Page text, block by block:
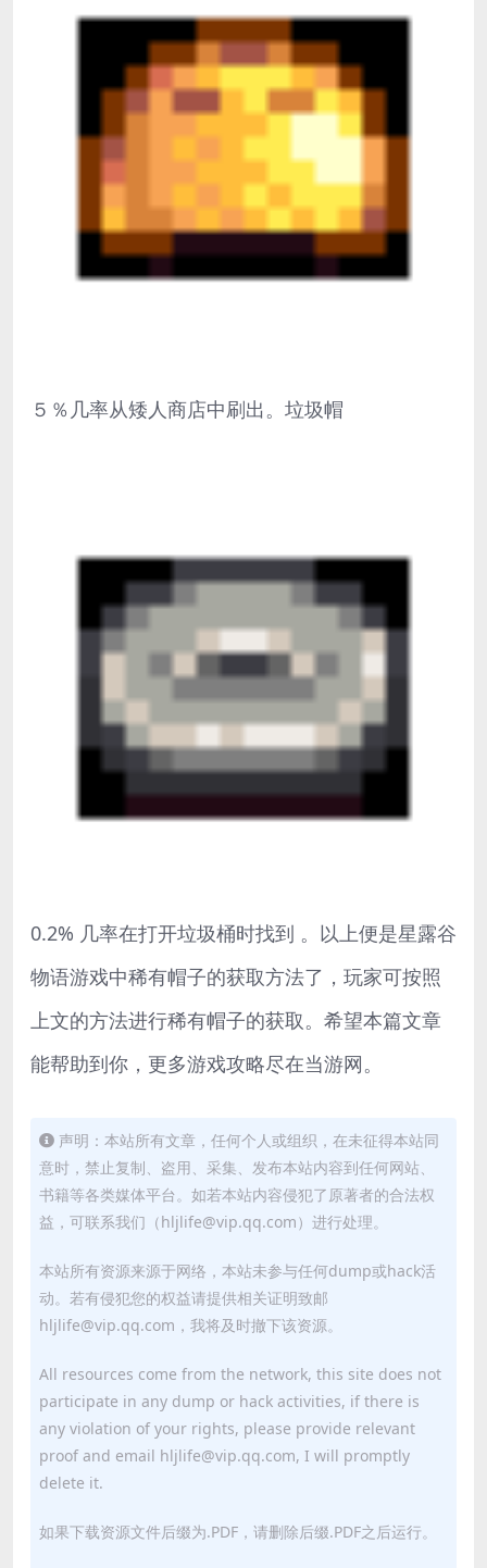
５％几率从矮人商店中刷出。垃圾帽
0.2% 几率在打开垃圾桶时找到 。以上便是星露谷
物语游戏中稀有帽子的获取方法了，玩家可按照
上文的方法进行稀有帽子的获取。希望本篇文章
能帮助到你，更多游戏攻略尽在当游网。
声明：本站所有文章，任何个人或组织，在未征得本站同
意时，禁止复制、盗用、采集、发布本站内容到任何网站、
书籍等各类媒体平台。如若本站内容侵犯了原著者的合法权
益，可联系我们（hljlife@vip.qq.com）进行处理。
本站所有资源来源于网络，本站未参与任何dump或hack活
动。若有侵犯您的权益请提供相关证明致邮
hljlife@vip.qq.com，我将及时撤下该资源。
All resources come from the network, this site does not
participate in any dump or hack activities, if there is
any violation of your rights, please provide relevant
proof and email hljlife@vip.qq.com, I will promptly
delete it.
如果下载资源文件后缀为.PDF，请删除后缀.PDF之后运行。